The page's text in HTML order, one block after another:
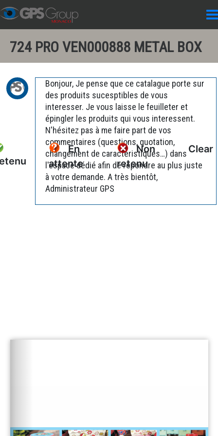
724 PRO VEN000888 METAL BOX
En
attente
Non
retenu
Clear
Bonjour, Je pense que ce catalague porte sur
des produits sucesptibles de vous
interesser. Je vous laisse le feuilleter et
épingler les produits qui vous interessent.
N'hésitez pas à me faire part de vos
commentaires (questions, quotation,
changement de caractéristiques…) dans
l'espace dédié afin de répondre au plus juste
à votre demande. A très bientôt,
Administrateur GPS